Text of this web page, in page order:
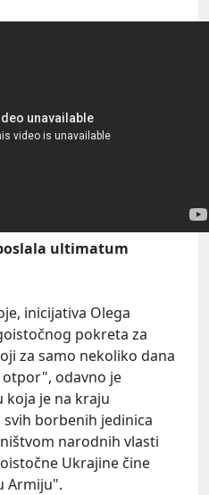
ultimatum
inicijativa Olega
pokreta za
za samo nekoliko dana
odavno je
je na kraju
borbenih jedinica
narodnih vlasti
Ukrajine čine
Armiju".